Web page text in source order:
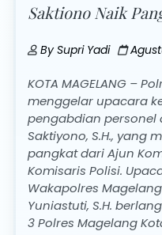
Saktiono Naik
BySupri Yadi
KOTA MAGELANG –
menggelar upacara
pengabdian personel
Saktiyono, S.H., yang
pangkat dari Ajun
Komisaris Polisi.
Wakapolres
Yuniastuti, S.H.
3 Polres Magelang